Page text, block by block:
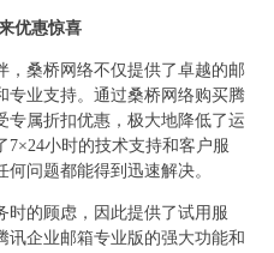
优惠惊喜
，桑桥网络不仅提供了卓越的邮
专业支持。通过桑桥网络购买腾
专属折扣优惠，极大地降低了运
小时的技术支持和客户服
问题都能得到迅速解决。
时的顾虑，因此提供了试用服
讯企业邮箱专业版的强大功能和